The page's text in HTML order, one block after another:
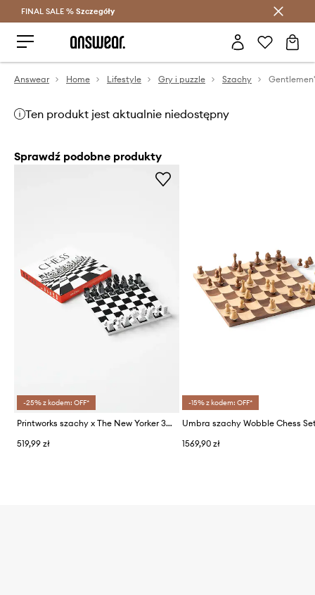
Oszczędzaj z Answear Club >
FINAL SALE % Szczegóły
Answear Home Lifestyle Gry i puzzle Szachy
Ten produkt jest aktualnie niedostępny
Sprawdź podobne produkty
-25% z kodem: OFF*
Printworks szachy x The New Yorker 35 x 35 cm
519,99 zł
-15% z kodem: OFF*
Umbra szachy Wobble Chess
1569,90 zł